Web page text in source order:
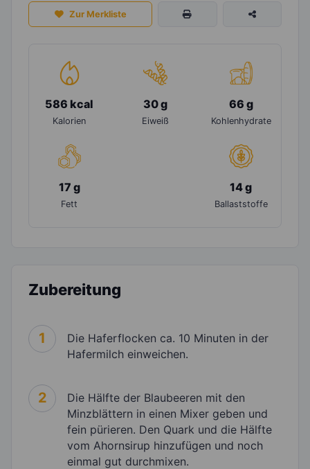
Zur Merkliste
586 kcal
Kalorien
30 g
Eiweiß
66 g
Kohlenhydrate
17 g
Fett
14 g
Ballaststoffe
Zubereitung
1
Die Haferflocken ca. 10 Minuten in der
Hafermilch einweichen.
2
Die Hälfte der Blaubeeren mit den
Minzblättern in einen Mixer geben und
fein pürieren. Den Quark und die Hälfte
vom Ahornsirup hinzufügen und noch
einmal gut durchmixen.